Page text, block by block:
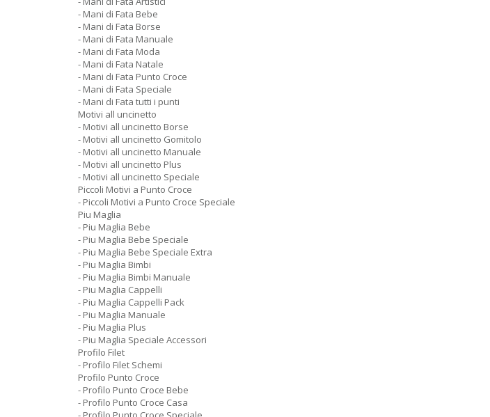
- Mani di Fata Bebe
- Mani di Fata Borse
- Mani di Fata Manuale
- Mani di Fata Moda
- Mani di Fata Natale
- Mani di Fata Punto Croce
- Mani di Fata Speciale
- Mani di Fata tutti i punti
Motivi all uncinetto
- Motivi all uncinetto Borse
- Motivi all uncinetto Gomitolo
- Motivi all uncinetto Manuale
- Motivi all uncinetto Plus
- Motivi all uncinetto Speciale
Piccoli Motivi a Punto Croce
- Piccoli Motivi a Punto Croce Speciale
Piu Maglia
- Piu Maglia Bebe
- Piu Maglia Bebe Speciale
- Piu Maglia Bebe Speciale Extra
- Piu Maglia Bimbi
- Piu Maglia Bimbi Manuale
- Piu Maglia Cappelli
- Piu Maglia Cappelli Pack
- Piu Maglia Manuale
- Piu Maglia Plus
- Piu Maglia Speciale Accessori
Profilo Filet
- Profilo Filet Schemi
Profilo Punto Croce
- Profilo Punto Croce Bebe
- Profilo Punto Croce Casa